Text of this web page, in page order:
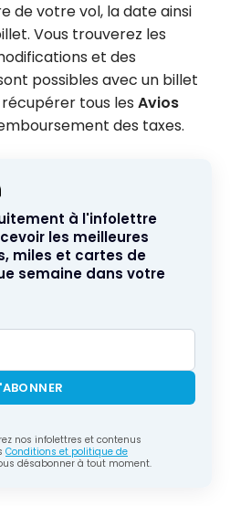
de votre vol, la date ainsi
Vous trouverez les
et des
possibles avec un billet
tous les Avios
des taxes.
à l'infolettre
les meilleures
miles et cartes de
semaine dans votre
nos infolettres et contenus
Conditions et politique de
désabonner à tout moment.